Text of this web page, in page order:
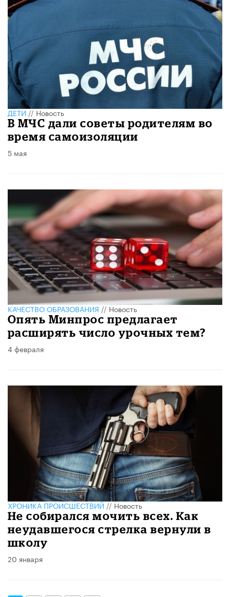
ДЕТИ//Новость
В МЧС дали советы родителям во
время самоизоляции
5 мая
КАЧЕСТВО ОБРАЗОВАНИЯ //Новость
Опять Минпрос предлагает
расширять число урочных тем?
4 февраля
ХРОНИКА ПРОИСШЕСТВИЙ//Новость
Не собирался мочить всех. Как
неудавшегося стрелка вернули в
школу
20 января